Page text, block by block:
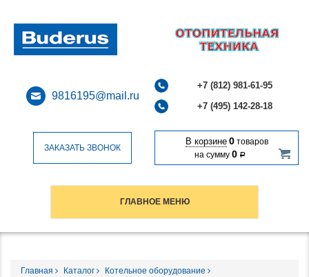
9816195@mail.ru
+7 (812) 981-61-95
+7 (495) 142-28-18
ЗАКАЗАТЬ ЗВОНОК
В корзине 0товаров
на сумму 0 Р
ГЛАВНОЕ МЕНЮ
Главная Каталог
Котельное оборудование